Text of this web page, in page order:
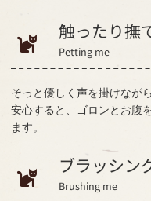
触ったり撫
Petting me
そっと優しく声を掛けなが
安心すると、ゴロンとお腹
ます。
ブラッシン
Brushing me